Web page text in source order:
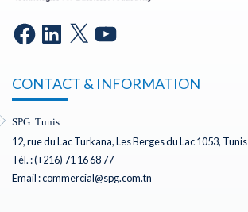
CONTACT & INFORMATION
SPG Tunis
12, rue du Lac Turkana, Les Berges du Lac 1053, Tunis
Tél. : (+216) 71 16 68 77
Email : commercial@spg.com.tn